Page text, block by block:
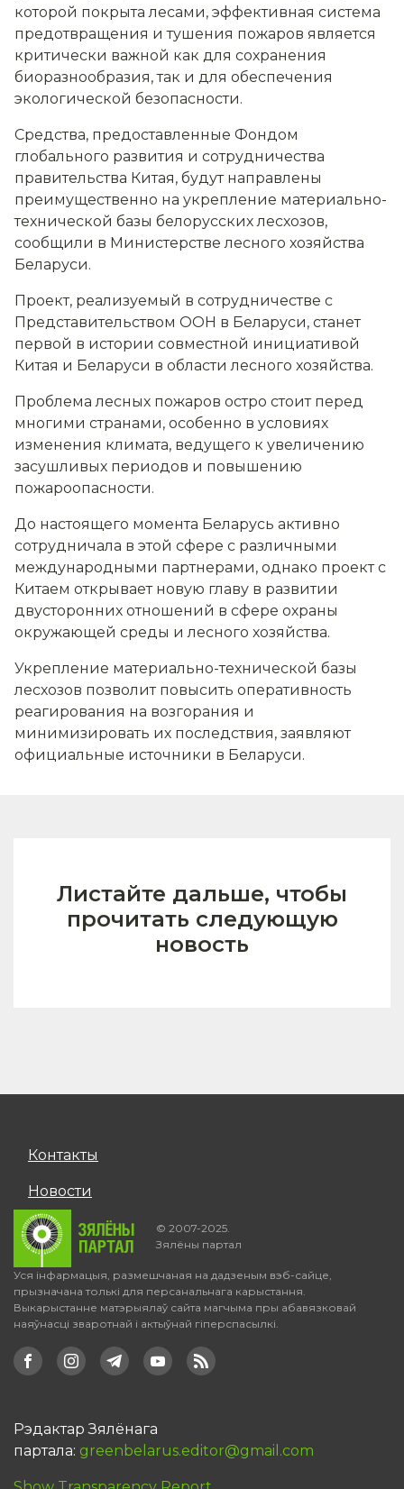
которой покрыта лесами, эффективная система
предотвращения и тушения пожаров является
критически важной как для сохранения
биоразнообразия, так и для обеспечения
экологической безопасности.
Средства, предоставленные Фондом
глобального развития и сотрудничества
правительства Китая, будут направлены
преимущественно на укрепление материально-
технической базы белорусских лесхозов,
сообщили в Министерстве лесного хозяйства
Беларуси.
Проект, реализуемый в сотрудничестве с
Представительством ООН в Беларуси, станет
первой в истории совместной инициативой
Китая и Беларуси в области лесного хозяйства.
Проблема лесных пожаров остро стоит перед
многими странами, особенно в условиях
изменения климата, ведущего к увеличению
засушливых периодов и повышению
пожароопасности.
До настоящего момента Беларусь активно
сотрудничала в этой сфере с различными
международными партнерами, однако проект с
Китаем открывает новую главу в развитии
двусторонних отношений в сфере охраны
окружающей среды и лесного хозяйства.
Укрепление материально-технической базы
лесхозов позволит повысить оперативность
реагирования на возгорания и
минимизировать их последствия, заявляют
официальные источники в Беларуси.
Листайте дальше, чтобы
прочитать следующую
новость
Контакты
Новости
© 2007-2025.
Зялёны партал
Уся інфармацыя, размешчаная на дадзеным вэб-сайце,
прызначана толькі для персанальнага карыстання.
Выкарыстанне матэрыялаў сайта магчыма пры абавязковай
наяўнасці зваротнай і актыўнай гіперспасылкі.
Рэдактар Зялёнага
партала: greenbelarus.editor@gmail.com